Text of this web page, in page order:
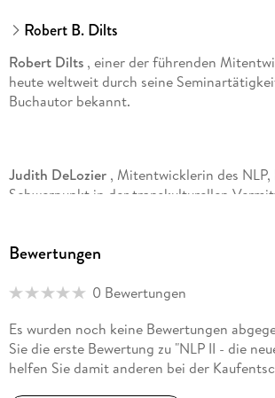
Robert B. Dilts
Robert Dilts, einer der führenden
heute weltweit durch seine
Buchautor bekannt.
Judith DeLozier, Mitentwicklerin des NLP,
Schwerpunkt in der transkulturellen
Deborah Bacon Dilts
, Lehrtrainerin in
brachte vor allem transpersonale Ansätze,
Rhythmen von Gabrielle Roth, in das NLP
Bewertungen
0 Bewertungen
Es wurden noch keine Bewertungen
Sie die erste Bewertung zu "NLP II - die
helfen Sie damit anderen bei der